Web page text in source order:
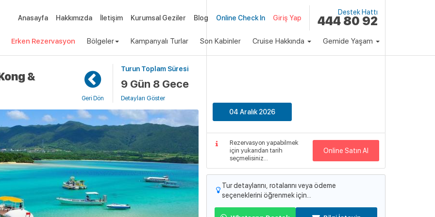
Anasayfa Hakkımızda İletişim Kurumsal Geziler Blog Online Check In Giriş Yap
Destek Hattı
444 80 92
Erken Rezervasyon Bölgeler Kampanyalı Turlar Son Kabinler Cruise Hakkında Gemide Yaşam
&
Geri Dön
Turun Toplam Süresi
9 Gün 8 Gece
Detayları Göster
Gemi
Spectrum of the Seas
Gemi Detayları
04 Aralık 2026
Rezervasyon yapabilmek
için yukarıdan tarih
seçmelisiniz...
Online Satın Al
Tur detaylarını, rotalarını veya ödeme
seçeneklerini öğrenmek için...